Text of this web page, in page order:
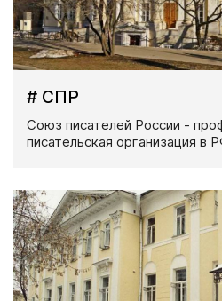
# СПР
Союз писателей России -
писательская организация в